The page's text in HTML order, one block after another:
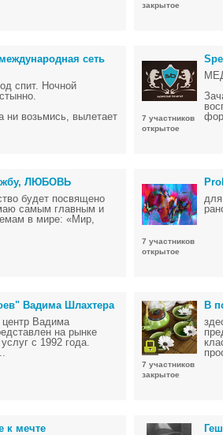
закрытое
сеть
спит. Ночной
ни возьмись, вылетает
7 участников
открытое
ЛЮБОВЬ
будет посвящено
самым главным и
в мире: «Мир,
7 участников
открытое
Вадима Шлахтера
центр Вадима
на рынке
с 1992 года.
7 участников
закрытое
В
к мечте